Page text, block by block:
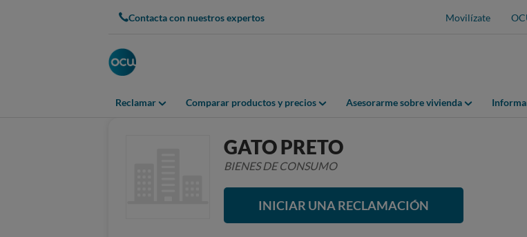
Contacta con nuestros expertos Movilízate
Reclamar Comparar productos y precios Asesorarme sobre vivienda
GATO PRETO
BIENES DE CONSUMO
INICIAR UNA RECLAMACIÓN